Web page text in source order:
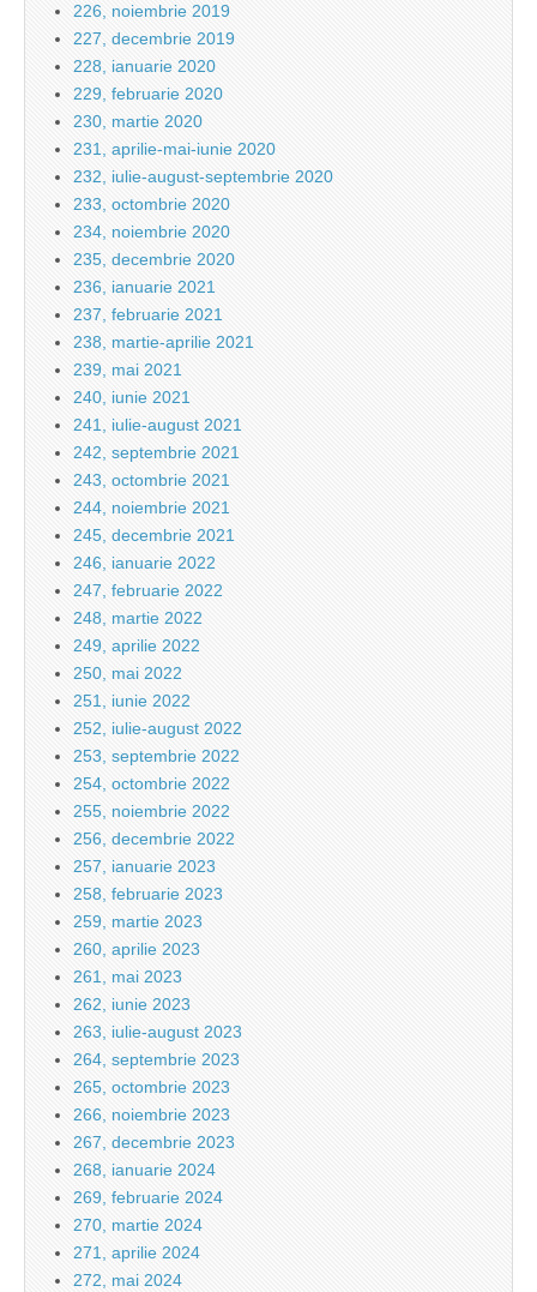
226, noiembrie 2019
227, decembrie 2019
228, ianuarie 2020
229, februarie 2020
230, martie 2020
231, aprilie-mai-iunie 2020
232, iulie-august-septembrie 2020
233, octombrie 2020
234, noiembrie 2020
235, decembrie 2020
236, ianuarie 2021
237, februarie 2021
238, martie-aprilie 2021
239, mai 2021
240, iunie 2021
241, iulie-august 2021
242, septembrie 2021
243, octombrie 2021
244, noiembrie 2021
245, decembrie 2021
246, ianuarie 2022
247, februarie 2022
248, martie 2022
249, aprilie 2022
250, mai 2022
251, iunie 2022
252, iulie-august 2022
253, septembrie 2022
254, octombrie 2022
255, noiembrie 2022
256, decembrie 2022
257, ianuarie 2023
258, februarie 2023
259, martie 2023
260, aprilie 2023
261, mai 2023
262, iunie 2023
263, iulie-august 2023
264, septembrie 2023
265, octombrie 2023
266, noiembrie 2023
267, decembrie 2023
268, ianuarie 2024
269, februarie 2024
270, martie 2024
271, aprilie 2024
272, mai 2024